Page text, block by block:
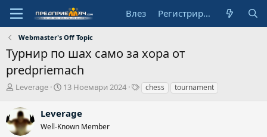
Влез Регистрирай се
Webmaster's Off Topic
Турнир по шах само за хора от
predpriemach
А
т
о
р
Leverage
Н
а
л
13 Ноември 2024
Тchess tournament
Leverage
Well-Known Member